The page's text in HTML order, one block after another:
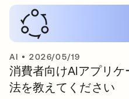
AI •2026/05/19
消費者向けAIアプリ
法を教えてください